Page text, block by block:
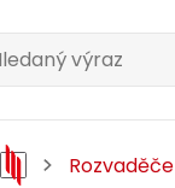
Rozvaděče